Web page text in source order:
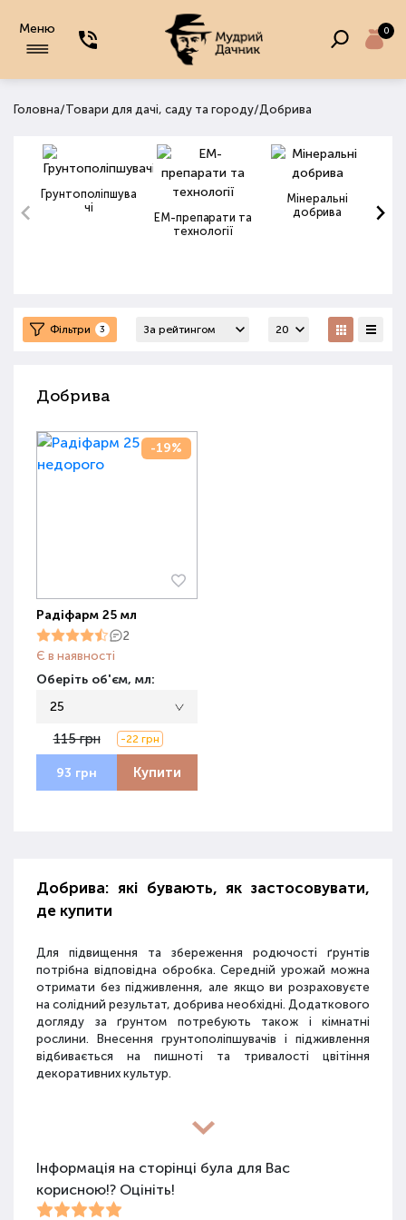
Меню 0
Головна/Товари для дачі, саду та городу/Добрива
Грунтополіпшува
чі
ЕМ-препарати та
технології
Мінеральні
добрива
Фільтри 3
Добрива
-19%
Радіфарм 25 мл
2
Є в наявності
Оберіть об'єм, мл:
25
115 грн -22 грн
93 грн Купити
Добрива: які бувають, як застосовувати,
де купити
Для підвищення та збереження родючості ґрунтів
потрібна відповідна обробка. Середній урожай можна
отримати без підживлення, але якщо ви розраховуєте
на солідний результат, добрива необхідні. Додаткового
догляду за ґрунтом потребують також і кімнатні
рослини. Внесення грунтополіпшувачів і підживлення
відбивається на пишноті та тривалості цвітіння
декоративних культур.
Різновиди засобів для покращення
Для покращення поживних якостей ґрунту
використовуються різні види засобів: мінеральні
Інформація на сторінці була для Вас
корисною!? Оцініть!